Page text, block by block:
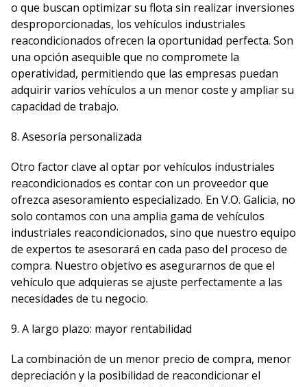
o que buscan optimizar su flota sin realizar inversiones
desproporcionadas, los vehículos industriales
reacondicionados ofrecen la oportunidad perfecta. Son
una opción asequible que no compromete la
operatividad, permitiendo que las empresas puedan
adquirir varios vehículos a un menor coste y ampliar su
capacidad de trabajo.
8. Asesoría personalizada
Otro factor clave al optar por vehículos industriales
reacondicionados es contar con un proveedor que
ofrezca asesoramiento especializado. En V.O. Galicia, no
solo contamos con una amplia gama de vehículos
industriales reacondicionados, sino que nuestro equipo
de expertos te asesorará en cada paso del proceso de
compra. Nuestro objetivo es asegurarnos de que el
vehículo que adquieras se ajuste perfectamente a las
necesidades de tu negocio.
9. A largo plazo: mayor rentabilidad
La combinación de un menor precio de compra, menor
depreciación y la posibilidad de reacondicionar el